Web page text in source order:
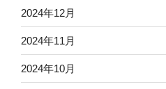
2024年12月
2024年11月
2024年10月